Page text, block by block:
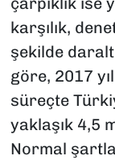
karşılık,
şekilde
göre, 2017
süreçte
yaklaşık 4,5
Normal